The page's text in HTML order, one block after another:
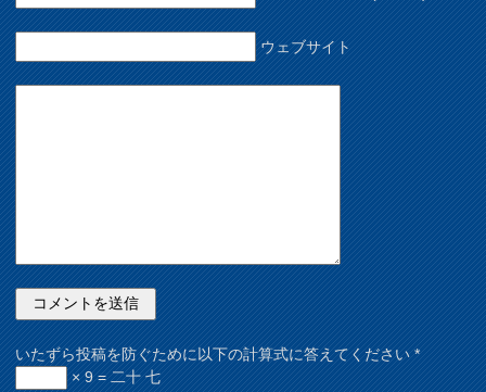
ウェブサイト
いたずら投稿を防ぐために以下の計算式に答えてください*
× 9 = 二十 七